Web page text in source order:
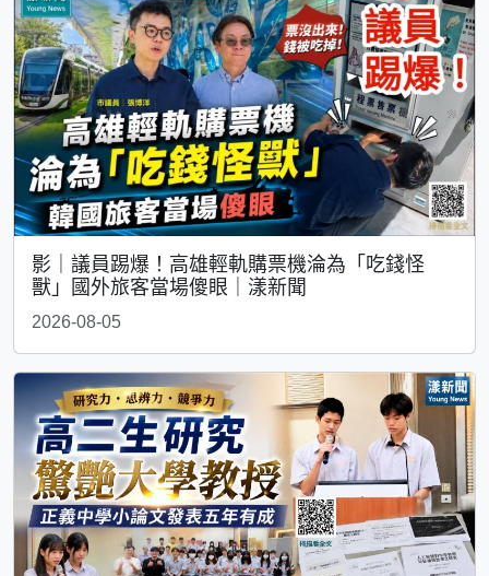
影｜議員踢爆！高雄輕軌購票機淪為「吃錢怪
獸」國外旅客當場傻眼｜漾新聞
2026-08-05